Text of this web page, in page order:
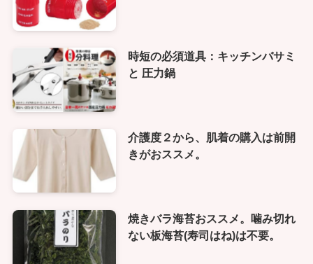
時短の必須道具：キッチンバサミ
と 圧力鍋
介護度２から、肌着の購入は前開
きがおススメ。
焼きバラ海苔おススメ。噛み切れ
ない板海苔(寿司はね)は不要。